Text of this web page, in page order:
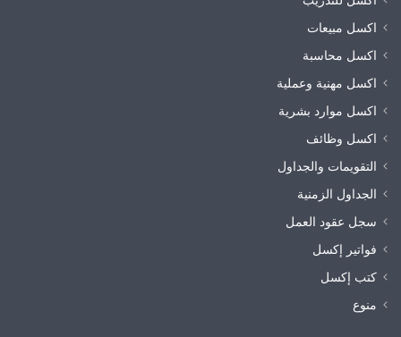
اكسل مبيعات
اكسل محاسبة
اكسل مهنية وعملية
اكسل موارد بشرية
اكسل وظائف
التقويمات والجداول
الجداول الزمنية
سجل عقود العمل
فواتير إكسل
كتب إكسل
منوع